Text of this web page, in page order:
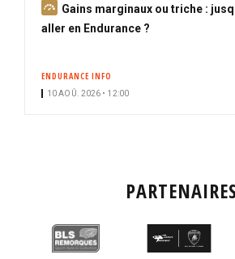
A
b
Gains marginaux ou triche :
aller en Endurance ?
ENDURANCE INFO
10 AOÛ. 2026 • 12:00